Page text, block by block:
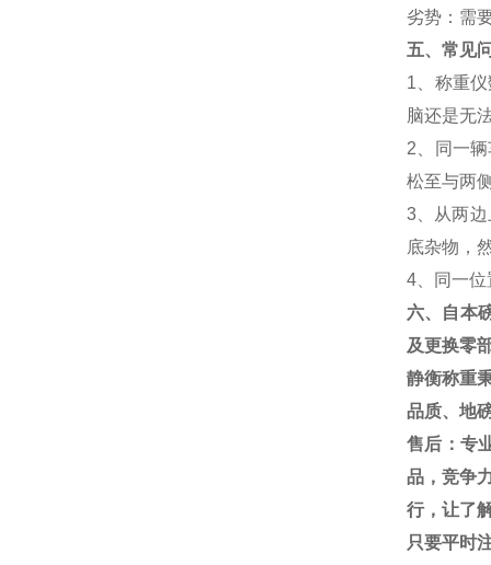
劣势：需
五、常见
1 、称重
脑还是无
2 、同一
松至与两
3 、从两
底杂物，
4 、同一
六、自本
及更换零
静衡称重
品质、地
售后：专
品，竞争
行，让了
只要平时